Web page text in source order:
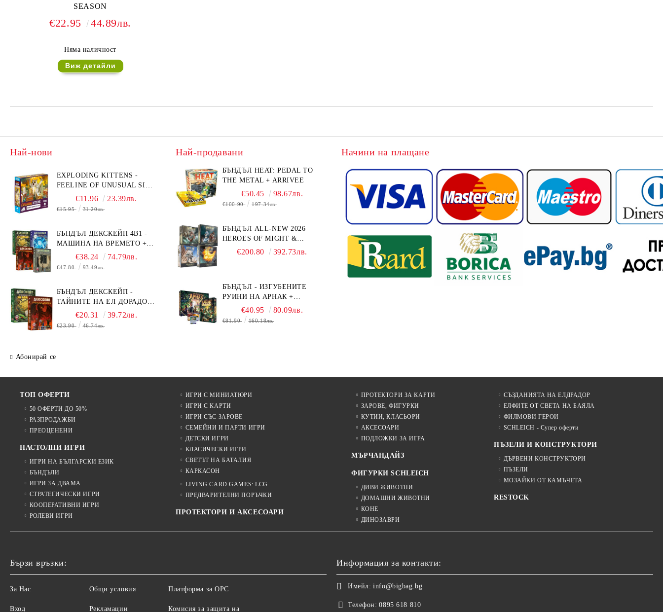
SEASON
€22.95 44.89лв.
Няма наличност
Виж детайли
Най-нови
EXPLODING KITTENS -
FEELINE OF UNUSUAL SIZE
- ПЪЗЕЛ - 1000 ЧАСТИ -
ПРЕОЦЕНЕН - СРЕДНА
€11.96 23.39лв.
€15.95 31.20лв.
БЪНДЪЛ ДЕКСКЕЙП 4В1 -
МАШИНА НА ВРЕМЕТО +
БЯГСТВО ОТ АЛКАТРАЗ +
ТАЙНИТЕ НА ЕЛ ДОРАДО +
€38.24 74.79лв.
€47.80 93.49лв.
БЪНДЪЛ ДЕКСКЕЙП -
ТАЙНИТЕ НА ЕЛ ДОРАДО +
ОЧИТЕ НА ДРАКОНА
€20.31 39.72лв.
€23.90 46.74лв.
Абонирай се
Най-продавани
БЪНДЪЛ HEAT: PEDAL TO
THE METAL + ARRIVEE
€50.45 98.67лв.
€100.90 197.34лв.
БЪНДЪЛ ALL-NEW 2026
HEROES OF MIGHT &
MAGIC III: THE BOARD
€200.80 392.73лв.
БЪНДЪЛ - ИЗГУБЕНИТЕ
РУИНИ НА АРНАК +
ВОДАЧИ НА ЕКСПЕДИЦИИ
+ ПРОМО КАРТИ
€40.95 80.09лв.
€81.90 160.18лв.
Начини на плащане
ТОП ОФЕРТИ
50 ОФЕРТИ ДО 50%
РАЗПРОДАЖБИ
ПРЕОЦЕНЕНИ
НАСТОЛНИ ИГРИ
ИГРИ НА БЪЛГАРСКИ ЕЗИК
БЪНДЪЛИ
ИГРИ ЗА ДВАМА
СТРАТЕГИЧЕСКИ ИГРИ
КООПЕРАТИВНИ ИГРИ
РОЛЕВИ ИГРИ
ИГРИ С МИНИАТЮРИ
ИГРИ С КАРТИ
ИГРИ СЪС ЗАРОВЕ
СЕМЕЙНИ И ПАРТИ ИГРИ
ДЕТСКИ ИГРИ
КЛАСИЧЕСКИ ИГРИ
СВЕТЪТ НА БАТАЛИЯ
КАРКАСОН
LIVING CARD GAMES: LCG
ПРЕДВАРИТЕЛНИ ПОРЪЧКИ
ПРОТЕКТОРИ И АКСЕСОАРИ
ПРОТЕКТОРИ ЗА КАРТИ
ЗАРОВЕ, ФИГУРКИ
КУТИИ, КЛАСЬОРИ
АКСЕСОАРИ
ПОДЛОЖКИ ЗА ИГРА
МЪРЧАНДАЙЗ
ФИГУРКИ SCHLEICH
ДИВИ ЖИВОТНИ
ДОМАШНИ ЖИВОТНИ
КОНЕ
ДИНОЗАВРИ
СЪЗДАНИЯТА НА ЕЛДРАДОР
ЕЛФИТЕ ОТ СВЕТА НА БАЯЛА
ФИЛМОВИ ГЕРОИ
SCHLEICH - Супер оферти
ПЪЗЕЛИ И КОНСТРУКТОРИ
ДЪРВЕНИ КОНСТРУКТОРИ
ПЪЗЕЛИ
МОЗАЙКИ ОТ КАМЪЧЕТА
RESTOCK
Бързи връзки:
За Нас
Вход
Общи условия
Рекламации
Платформа за ОРС
Комисия за защита на
Информация за контакти:
Имейл: info@bigbag.bg
Телефон: 0895 618 810